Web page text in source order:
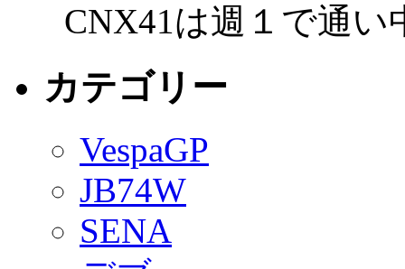
CNX41は週１で通
カテゴリー
VespaGP
JB74W
SENA